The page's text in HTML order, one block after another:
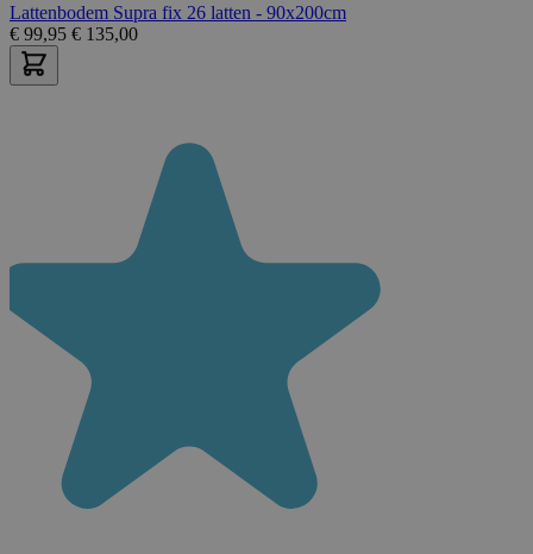
Lattenbodem Supra fix 26 latten - 90x200cm
€ 99,95 € 135,00